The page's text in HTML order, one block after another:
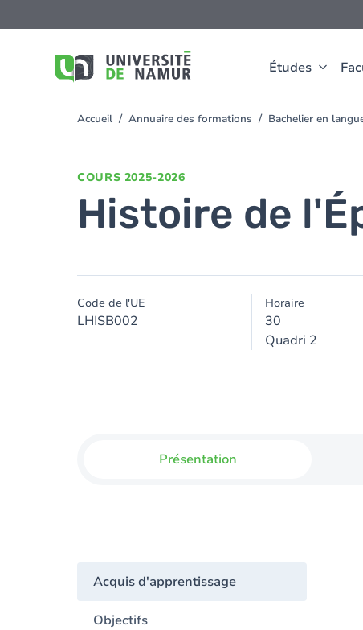
Études
au
You
Accueil Annuaire des formations Bachelier en
COURS 2025-2026
Histoire de
Code de l'UE
LHISB002
Horaire
30
Quadri 2
Présentation
Acquis d'apprentissage
Objectifs